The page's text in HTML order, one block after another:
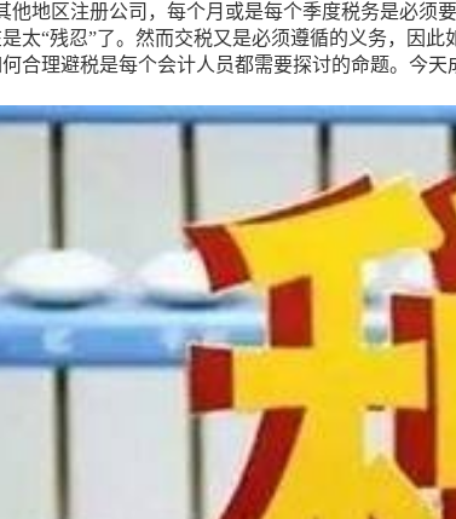
他地区注册公司，每个月或是每个季度税务是必须
太“残忍”了。然而交税又是必须遵循的义务，因
合理避税是每个会计人员都需要探讨的命题。今